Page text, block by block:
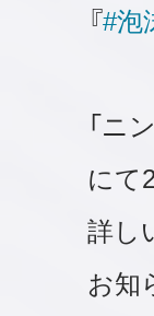
『#泡
「ニ
にて
詳し
お知